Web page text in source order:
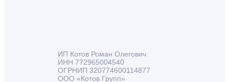
ИП Котов Роман Олегович
ИНН 772965004540
ОГРНИП 320774600114877
ООО «Котов Групп»